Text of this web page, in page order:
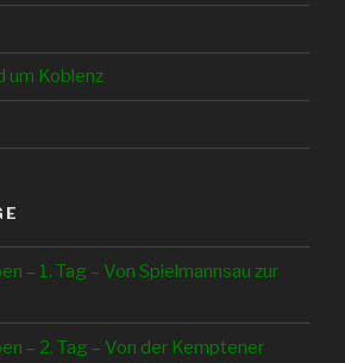
um Koblenz
– 1. Tag – Von Spielmannsau zur
– 2. Tag – Von der Kemptener